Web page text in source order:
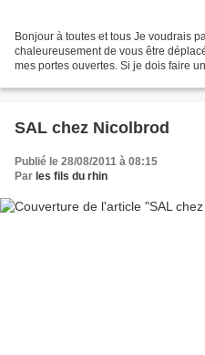
Bonjour à toutes et tous Je voudrais
chaleureusement de vous être
mes portes ouvertes. Si je dois faire
SAL chez Nicolbrod
Publié le 28/08/2011 à 08:15
Par les fils du rhin